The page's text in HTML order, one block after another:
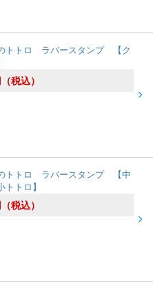
トトロ ラバースタンプ 【ク
（税込）
トトロ ラバースタンプ 【中
トトロ】
（税込）